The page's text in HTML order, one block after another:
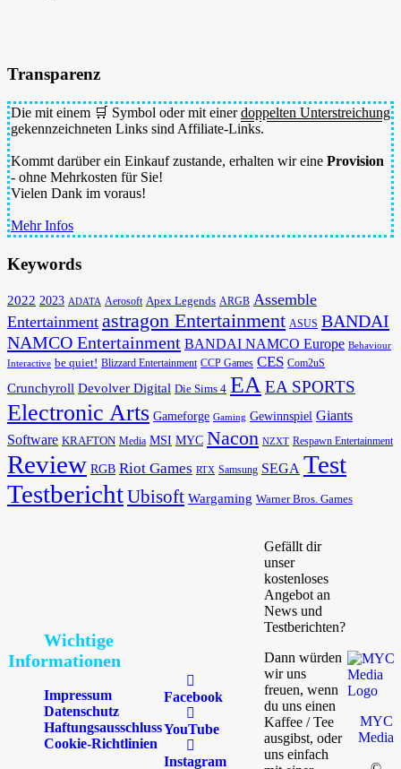
Transparenz
Die mit einem 🛒 Symbol oder mit einerdoppelten Unterstreichung
gekennzeichneten Links sind Affiliate-Links.
Kommt darüber ein Einkauf zustande, erhalten wir eine Provision
- ohne Mehrkosten für Sie!
Vielen Dank im voraus!
Mehr Infos
Keywords
2022 2023 ADATA Aerosoft Apex Legends ARGB Assemble
Entertainment astragon Entertainment ASUS BANDAI
NAMCO Entertainment BANDAI NAMCO Europe Behaviour
Interactive be quiet! Blizzard Entertainment CCP Games CES Com2uS
Crunchyroll Devolver Digital Die Sims 4 EAEA SPORTS
Electronic Arts Gameforge Gaming Gewinnspiel Giants
Software KRAFTON Media MSI MYC Nacon NZXT Respawn Entertainment
Review RGB Riot Games RTX Samsung SEGA Test
TestberichtUbisoft Wargaming Warner Bros. Games
Wichtige
Informationen
Impressum
Datenschutz
Haftungsausschluss
Cookie-Richtlinien
Facebook
YouTube
Instagram
Gefällt dir
unser
kostenloses
Angebot an
News und
Testberichten?
Dann würden
wir uns
freuen, wenn
du uns einen
Kaffee / Tee
ausgibst, oder
uns einfach
MYC
Media